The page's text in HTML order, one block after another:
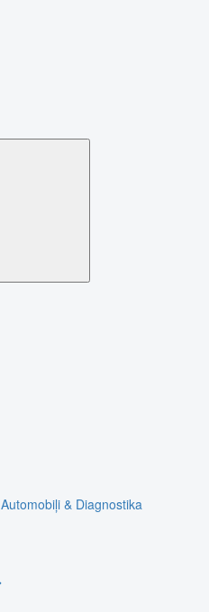
Automobiļi & Diagnostika